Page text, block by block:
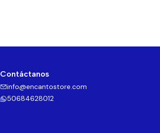
Contáctanos
info@encantostore.com
50684628012